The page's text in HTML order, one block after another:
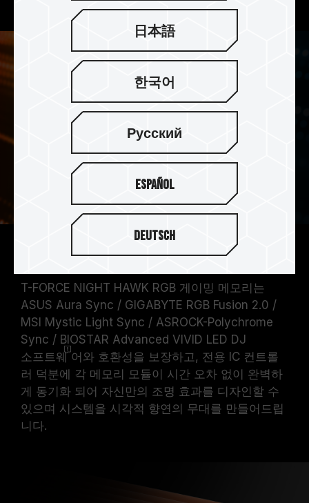
여러 조명 제어 소프트웨어 지원
T-FORCE NIGHT HAWK RGB 게이밍 메모리는
ASUS Aura Sync / GIGABYTE RGB Fusion 2.0 /
MSI Mystic Light Sync / ASROCK-Polychrome
Sync / BIOSTAR Advanced VIVID LED DJ
소프트웨어와 호환성을 보장하고, 전용 IC 컨트롤
러 덕분에 각 메모리 모듈이 시간 오차 없이 완벽하
게 동기화 되어 자신만의 조명 효과를 디자인할 수
있으며 시스템을 시각적 향연의 무대를 만들어드립
니다.
日本語
한국어
Русский
Español
Deutsch